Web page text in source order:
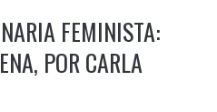
FEMINISTA:
POR CARLA